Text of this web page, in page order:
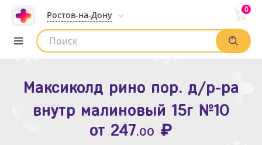
Ростов-на-Дону
0
Список аптек
Максиколд рино пор. д/р-ра
внутр малиновый 15г №10
от 247.00 ₽
Зодак таб. п.п.о. 10мг №10
от109.80 ₽